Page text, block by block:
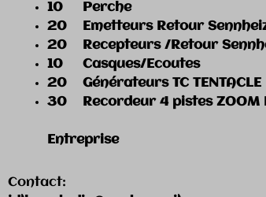
10
20 Emetteurs
20 Recepteurs /
10 Casques/
20 Générateurs TC
30
Tarif
Entreprise
Contact: